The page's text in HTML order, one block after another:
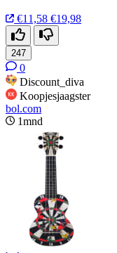
€11,58 €19,98
247
0
Discount_diva
Koopjesjaagster
bol.com
1mnd